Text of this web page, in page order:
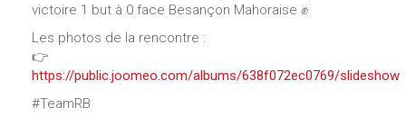
victoire 1 but à 0 face Besançon Mahoraise ✊
Les photos de la rencontre :
👉
https://public.joomeo.com/albums/638f072ec0769/slideshow
#TeamRB